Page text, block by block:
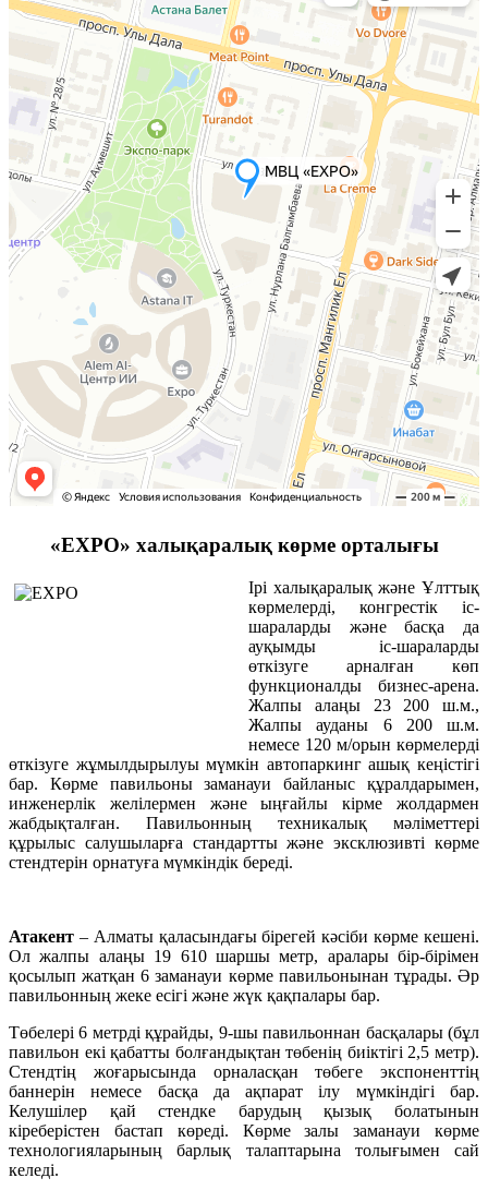
«EXPO» халықаралық көрме орталығы
Ірі халықаралық және Ұлттық
көрмелерді, конгрестік іс-
шараларды және басқа да
ауқымды іс-шараларды
өткізуге арналған көп
функционалды бизнес-арена.
Жалпы алаңы 23 200 ш.м.,
Жалпы ауданы 6 200 ш.м.
немесе 120 м/орын көрмелерді
өткізуге жұмылдырылуы мүмкін автопаркинг ашық кеңістігі
бар. Көрме павильоны заманауи байланыс құралдарымен,
инженерлік желілермен және ыңғайлы кірме жолдармен
жабдықталған. Павильонның техникалық мәліметтері
құрылыс салушыларға стандартты және эксклюзивті көрме
стендтерін орнатуға мүмкіндік береді.
Атакент – Алматы қаласындағы бірегей кәсіби көрме кешені.
Ол жалпы алаңы 19 610 шаршы метр, аралары бір-бірімен
қосылып жатқан 6 заманауи көрме павильонынан тұрады. Әр
павильонның жеке есігі және жүк қақпалары бар.
Төбелері 6 метрді құрайды, 9-шы павильоннан басқалары (бұл
павильон екі қабатты болғандықтан төбенің биіктігі 2,5 метр).
Стендтің жоғарысында орналасқан төбеге экспоненттің
баннерін немесе басқа да ақпарат ілу мүмкіндігі бар.
Келушілер қай стендке барудың қызық болатынын
кіреберістен бастап көреді. Көрме залы заманауи көрме
технологияларының барлық талаптарына толығымен сай
келеді.